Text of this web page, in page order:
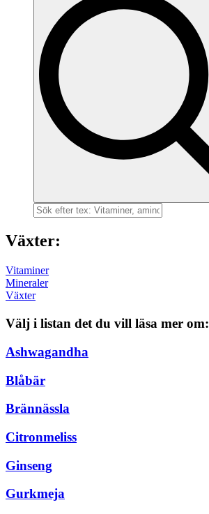
Växter:
Vitaminer
Mineraler
Växter
Välj i listan det du vill läsa mer om:
Ashwagandha
Blåbär
Brännässla
Citronmeliss
Ginseng
Gurkmeja